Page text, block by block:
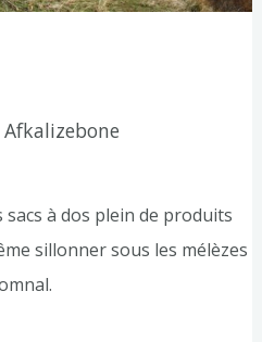
à dos plein de produits
sillonner sous les mélèzes